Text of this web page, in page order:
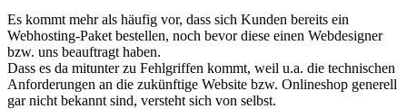
Es kommt mehr als häufig vor, dass sich Kunden bereits ein
Webhosting-Paket bestellen, noch bevor diese einen Webdesigner
bzw. uns beauftragt haben.
Dass es da mitunter zu Fehlgriffen kommt, weil u.a. die technischen
Anforderungen an die zukünftige Website bzw. Onlineshop generell
gar nicht bekannt sind, versteht sich von selbst.